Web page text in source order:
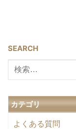
SEARCH
検
索:
カテゴリ
よくある質問